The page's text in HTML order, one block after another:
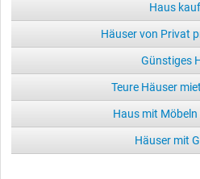
Haus
Häuser von Privat
Günstiges
Teure Häuser
Haus mit
Häuser mit